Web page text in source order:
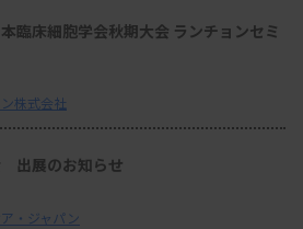
臨床細胞学会秋期大会 ランチョンセミ
株式会社
出展のお知らせ
・ジャパン